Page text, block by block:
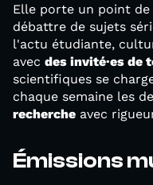
Elle porte un point de
débattre de sujets
l'actu étudiante,
avec des invité·es de
scientifiques se
chaque semaine les
recherche avec
Émissions